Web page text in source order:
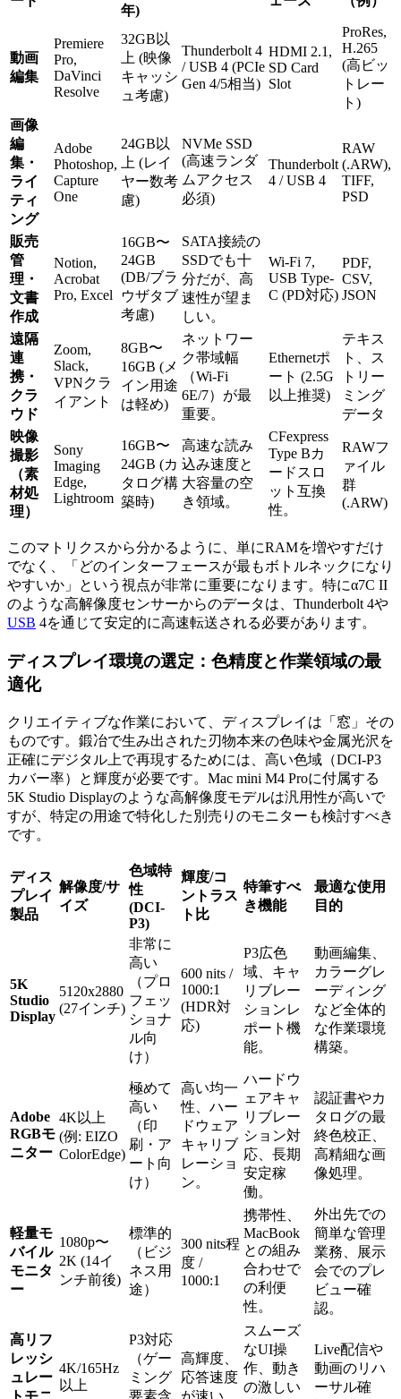
年)
動画
編集
Premiere
Pro,
DaVinci
Resolve
32GB以
上 (映像
キャッシ
ュ考慮)
Thunderbolt 4
/ USB 4 (PCIe
Gen 4/5相当)
HDMI 2.1,
SD Card
Slot
ProRes,
H.265
(高ビッ
トレー
ト)
画像
編
集・
ライ
ティ
ング
Adobe
Photoshop,
Capture
One
24GB以
上 (レイ
ヤー数考
慮)
NVMe SSD
(高速ランダ
ムアクセス
必須)
Thunderbolt
4 / USB 4
RAW
(.ARW),
TIFF,
PSD
販売
管
理・
文書
作成
Notion,
Acrobat
Pro, Excel
16GB〜
24GB
(DB/ブラ
ウザタブ
考慮)
SATA接続の
SSDでも十
分だが、高
速性が望ま
しい。
Wi-Fi 7,
USB Type-
C (PD対応)
PDF,
CSV,
JSON
遠隔
連
携・
クラ
ウド
Zoom,
Slack,
VPNクラ
イアント
8GB〜
16GB (メ
イン用途
は軽め)
ネットワー
ク帯域幅
（Wi-Fi
6E/7）が最
重要。
Ethernetポ
ート (2.5G
以上推奨)
テキス
ト、ス
トリー
ミング
データ
映像
撮影
（素
材処
理）
Sony
Imaging
Edge,
Lightroom
16GB〜
24GB (カ
タログ構
築時)
高速な読み
込み速度と
大容量の空
き領域。
CFexpress
Type Bカ
ードスロ
ット互換
性。
RAWフ
ァイル
群
(.ARW)
このマトリクスから分かるように、単にRAMを増やすだけ
でなく、「どのインターフェースが最もボトルネックになり
やすいか」という視点が非常に重要になります。特にα7C II
のような高解像度センサーからのデータは、Thunderbolt 4や
USB 4を通じて安定的に高速転送される必要があります。
ディスプレイ環境の選定：色精度と作業領域の最
適化
クリエイティブな作業において、ディスプレイは「窓」その
ものです。鍛冶で生み出された刃物本来の色味や金属光沢を
正確にデジタル上で再現するためには、高い色域（DCI-P3
カバー率）と輝度が必要です。Mac mini M4 Proに付属する
5K Studio Displayのような高解像度モデルは汎用性が高いで
すが、特定の用途で特化した別売りのモニターも検討すべき
です。
ディス
プレイ
製品
解像度/サ
イズ
色域特
性
(DCI-
P3)
輝度/コ
ントラス
ト比
特筆すべ
き機能
最適な使用
目的
5K
Studio
Display
5120x2880
(27インチ)
非常に
高い
（プロ
フェッ
ショナ
ル向
け）
600 nits /
1000:1
(HDR対
応)
P3広色
域、キャ
リブレー
ションレ
ポート機
能。
動画編集、
カラーグレ
ーディング
など全体的
な作業環境
構築。
Adobe
RGBモ
ニター
4K以上
(例: EIZO
ColorEdge)
極めて
高い
（印
刷・ア
ート向
け）
高い均一
性、ハー
ドウェア
キャリブ
レーショ
ン。
ハードウ
ェアキャ
リブレー
ション対
応、長期
安定稼
働。
認証書やカ
タログの最
終色校正、
高精細な画
像処理。
軽量モ
バイル
モニタ
ー
1080p〜
2K (14イ
ンチ前後)
標準的
（ビジ
ネス用
途）
300 nits程
度 /
1000:1
携帯性、
MacBook
との組み
合わせで
の利便
性。
外出先での
簡単な管理
業務、展示
会でのプレ
ビュー確
認。
高リフ
レッシ
ュレー
トモニ
4K/165Hz
以上
P3対応
（ゲー
ミング
要素含
高輝度、
応答速度
が速い。
スムーズ
なUI操
作、動き
の激しい
Live配信や
動画のリハ
ーサル確